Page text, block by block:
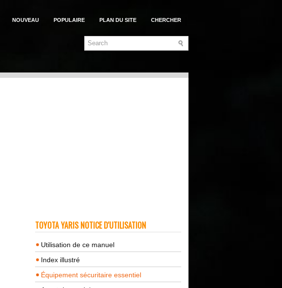
NOUVEAU POPULAIRE PLAN DU SITE CHERCHER
TOYOTA YARIS NOTICE D'UTILISATION
Utilisation de ce manuel
Index illustré
Équipement sécuritaire essentiel